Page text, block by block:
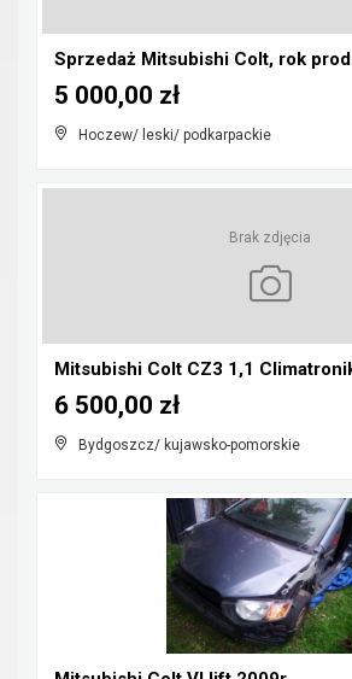
Sprzedaż Mitsubishi Colt, rok
Hoczew/ leski/ podkarpackie
5 000,00 zł
Brak zdjęcia
Mitsubishi Colt CZ3 1,1
Bydgoszcz/ kujawsko-pomorskie
6 500,00 zł